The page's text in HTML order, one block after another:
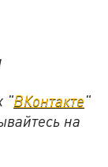
"ВКонтакте"
на